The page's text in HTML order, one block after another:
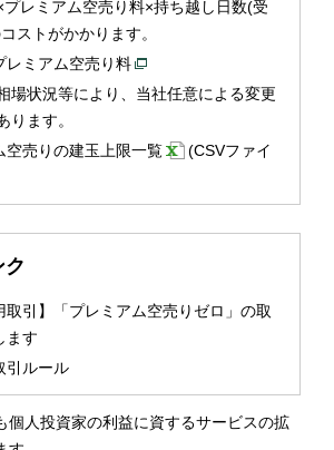
レミアム空売り料×持ち越し日数(受
ストがかかります。
レミアム空売り料
場状況等により、当社任意による変更
ります。
空売りの建玉上限一覧
(CSVファイ
ク
取引】「プレミアム空売りゼロ」の取
ます
引ルール
個人投資家の利益に資するサービスの拡